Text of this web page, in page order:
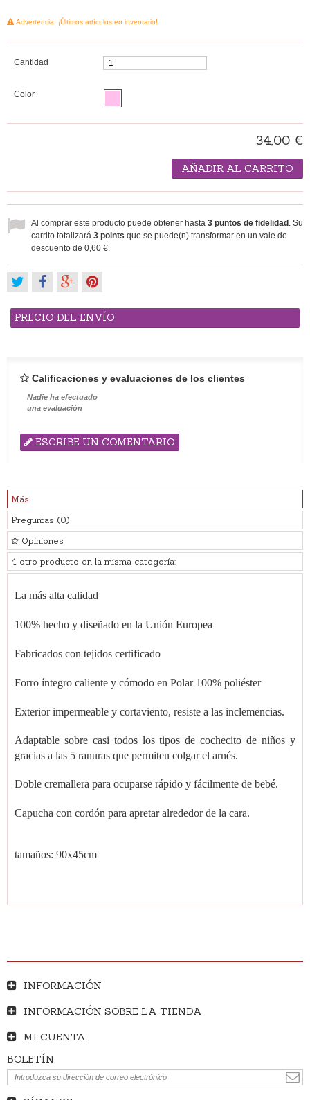
Advertencia: ¡Últimos artículos en inventario!
Cantidad
Color
34,00 €
AÑADIR AL CARRITO
Al comprar este producto puede obtener hasta 3 puntos de fidelidad . Su
carrito totalizará 3 points que se puede(n) transformar en un vale de
descuento de 0,60 €
PRECIO DEL ENVÍO
Calificaciones y evaluaciones de los clientes
Nadie ha efectuado
una evaluación
ESCRIBE UN COMENTARIO
Más
Preguntas (0)
Opiniones
4 otro producto en la misma categoría:
La más alta calidad
100% hecho y diseñado en la Unión Europea
Fabricados con tejidos certificado
Forro íntegro caliente y cómodo en Polar 100% poliéster
Exterior impermeable y cortaviento, resiste a las inclemencias.
Adaptable sobre casi todos los tipos de cochecito de niños y
gracias a las 5 ranuras que permiten colgar el arnés.
Doble cremallera para ocuparse rápido y fácilmente de bebé.
Capucha con cordón para apretar alrededor de la cara.
tamaños: 90x45cm
INFORMACIÓN
INFORMACIÓN SOBRE LA TIENDA
MI CUENTA
BOLETÍN